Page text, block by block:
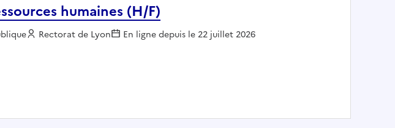
humaines (H/F)
: Employeur :
Rectorat de Lyon En ligne depuis le 22 juillet 2026
de section ressources humaines (H/F)